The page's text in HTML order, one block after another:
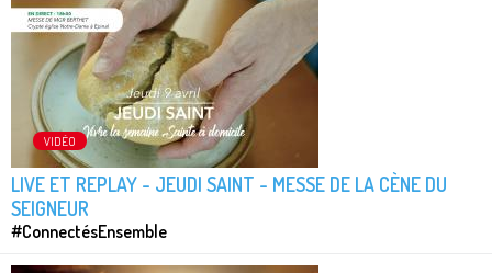
VIDÉO
LIVE ET REPLAY - JEUDI SAINT - MESSE DE LA CÈNE DU
SEIGNEUR
#ConnectésEnsemble